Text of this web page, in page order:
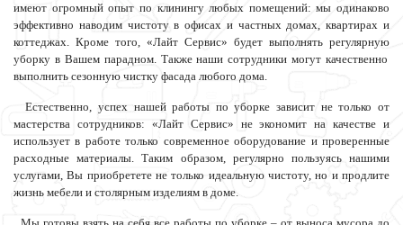
имеют огромный опыт по клинингу любых помещений: мы одинаково
эффективно наводим чистоту в офисах и частных домах, квартирах и
коттеджах. Кроме того, «Лайт Сервис» будет выполнять регулярную
уборку в Вашем парадном. Также наши сотрудники могут качественно
выполнить сезонную чистку фасада любого дома.
Естественно, успех нашей работы по уборке зависит не только от
мастерства сотрудников: «Лайт Сервис» не экономит на качестве и
использует в работе только современное оборудование и проверенные
расходные материалы. Таким образом, регулярно пользуясь нашими
услугами, Вы приобретете не только идеальную чистоту, но и продлите
жизнь мебели и столярным изделиям в доме.